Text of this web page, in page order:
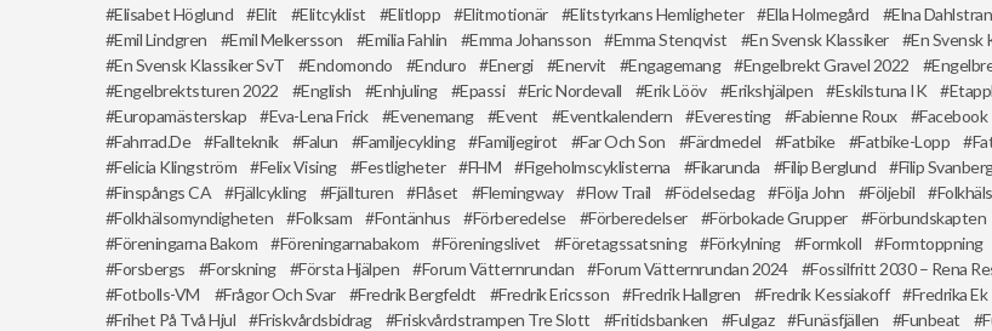
Elisabet Höglund
Elit Elitcyklist Elitlopp Elitmotionär Elitstyrkans Hemligheter Ella Holmegård Elna
Emil Lindgren
Emil Melkersson Emilia Fahlin Emma Johansson Emma Stenqvist En Svensk Klassiker
En Svensk
En Svensk Klassiker SvT
Endomondo Enduro Energi Enervit Engagemang Engelbrekt Gravel 2022
Engelbrektsturen 2022
English Enhjuling Epassi Eric Nordevall Erik Lööv Erikshjälpen Eskilstuna IK
Europamästerskap
Eva-Lena Frick Evenemang Event Eventkalendern Everesting Fabienne Roux Facebook
Fahrrad.de
Fallteknik Falun Familjecykling Familjegirot Far Och Son Färdmedel Fatbike Fatbike-Lopp
Felicia Klingström
Felix Vising Festligheter FHM Figeholmscyklisterna Fikarunda Filip Berglund Filip
Finspångs CA
Fjällcykling Fjällturen Flåset Flemingway Flow Trail Födelsedag Följa John Följebil
Folkhälsomyndigheten
Folksam Fontänhus Förberedelse Förberedelser Förbokade Grupper Förbundskapten
Föreningarna Bakom
Föreningarnabakom Föreningslivet Företagssatsning Förkylning Formkoll Formtoppning
Forsbergs
Forskning Första Hjälpen Forum Vätternrundan Forum Vätternrundan 2024 Fossilfritt 2030 – Rena
Fotbolls-VM
Frågor Och Svar Fredrik Bergfeldt Fredrik Ericsson Fredrik Hallgren Fredrik Kessiakoff Fredrika Ek
Frihet På Två Hjul
Friskvårdsbidrag Friskvårdstrampen Tre Slott Fritidsbanken Fulgaz Funäsfjällen Funbeat